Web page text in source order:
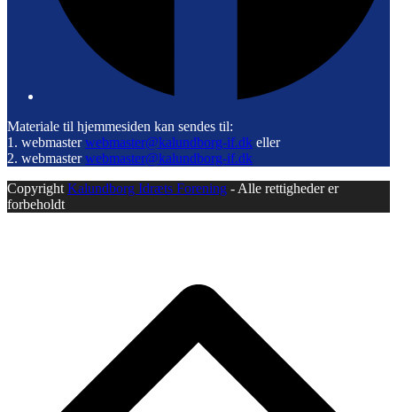
Materiale til hjemmesiden kan sendes til:
1. webmasterwebmaster@kalundborg-if.dk eller
2. webmasterwebmaster@kalundborg-if.dk
Copyright Kalundborg Idræts Forening - Alle rettigheder er
forbeholdt